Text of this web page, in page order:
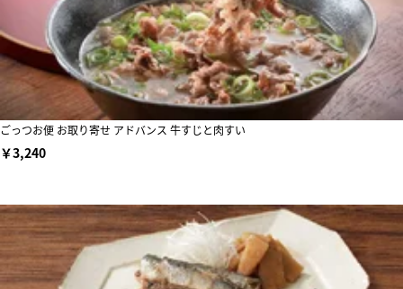
ごっつお便 お取り寄せ アドバンス 牛すじと肉すい
￥3,240